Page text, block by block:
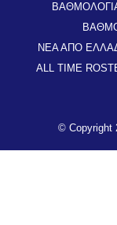
ΝΕΑ ΑΠΟ
ALL TIME
© Copyright